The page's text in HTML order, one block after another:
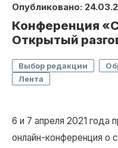
Опубликовано:
Конференция
Открытый
Выбор редакции
Лента
6 и 7 апреля 2021
онлайн-конференция о